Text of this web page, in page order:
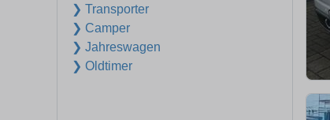
❯ Transporter
❯ Camper
❯ Jahreswagen
❯ Oldtimer